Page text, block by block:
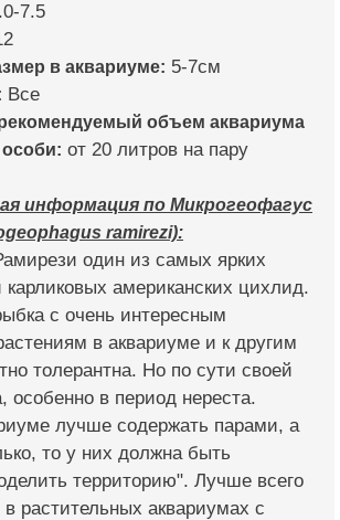
7.5
в аквариуме: 5-7см
Все
объем аквариума
от 20 литров на пару
информация по Микрогеофагус
ramirezi):
один из самых ярких
карликовых американских цихлид.
с очень интересным
в аквариуме и к другим
толерантна. Но по сути своей
особенно в период нереста.
лучше содержать парами, а
то у них должна быть
территорию". Лучше всего
растительных аквариумах с